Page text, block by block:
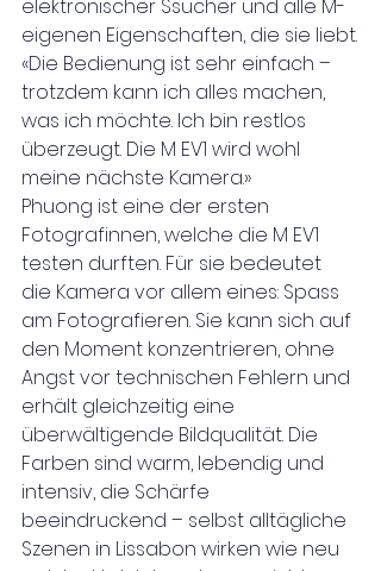
elektronischer Ssucher und alle M-
eigenen Eigenschaften, die sie liebt.
«Die Bedienung ist sehr einfach –
trotzdem kann ich alles machen,
was ich möchte. Ich bin restlos
überzeugt. Die M EV1 wird wohl
meine nächste Kamera.»
Phuong ist eine der ersten
Fotografinnen, welche die M EV1
testen durften. Für sie bedeutet
die Kamera vor allem eines: Spass
am Fotografieren. Sie kann sich auf
den Moment konzentrieren, ohne
Angst vor technischen Fehlern und
erhält gleichzeitig eine
überwältigende Bildqualität. Die
Farben sind warm, lebendig und
intensiv, die Schärfe
beeindruckend – selbst alltägliche
Szenen in Lissabon wirken wie neu